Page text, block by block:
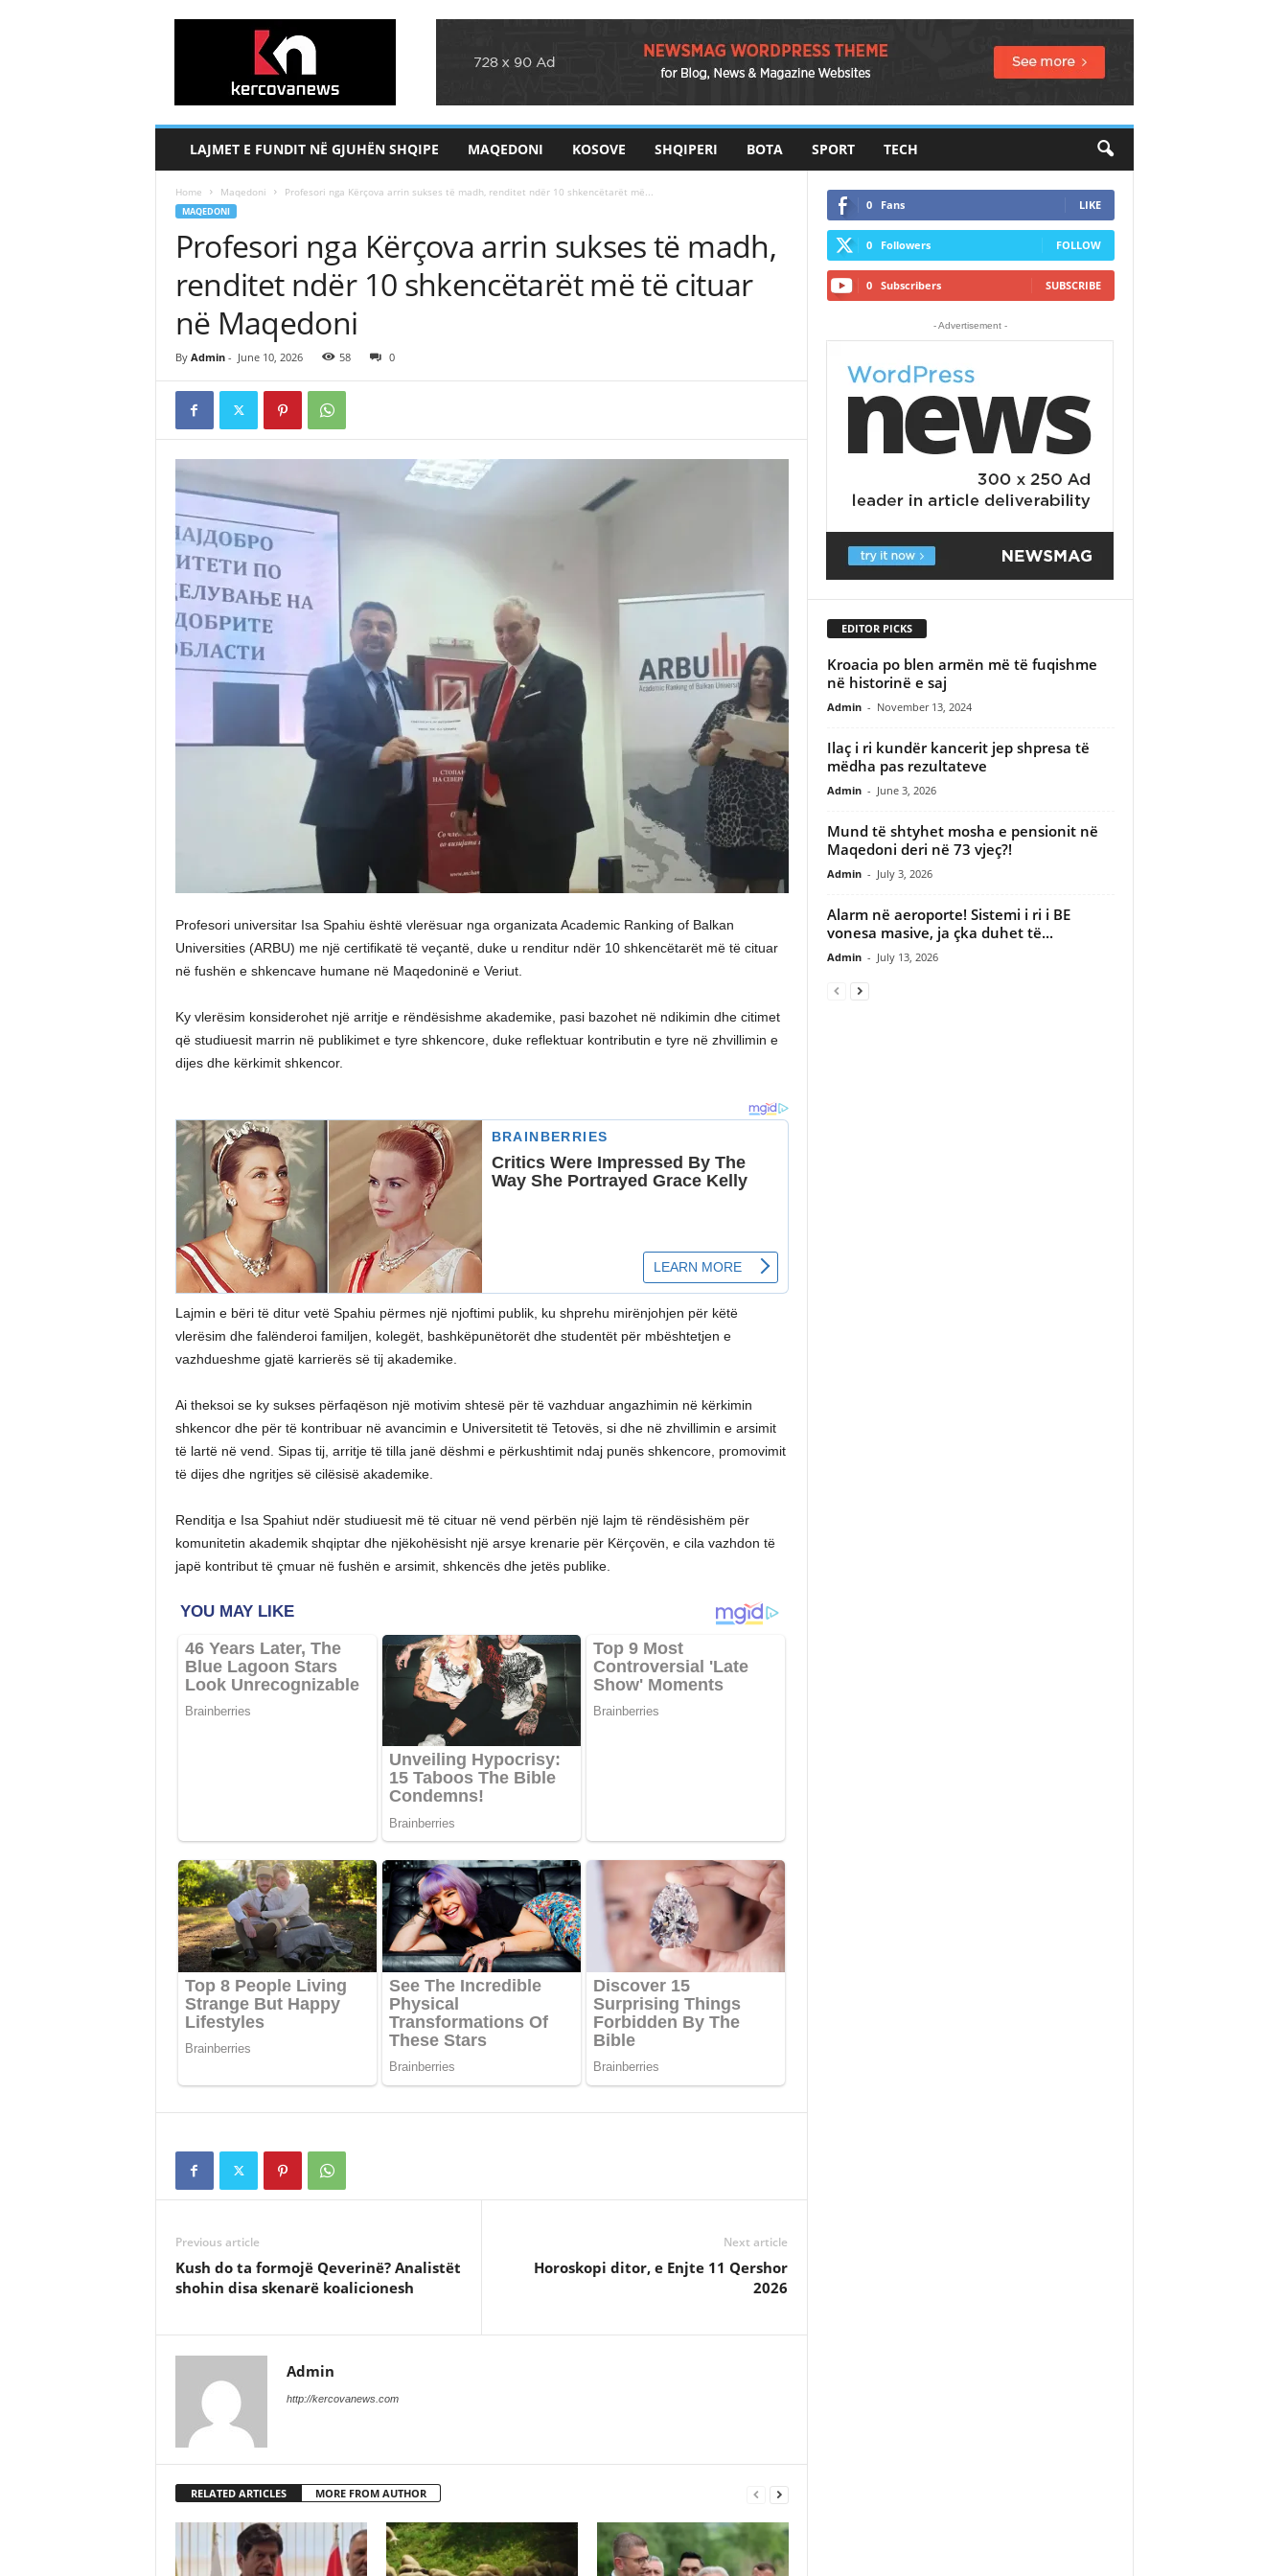
LAJMET E FUNDIT NË GJUHËN SHQIPE MAQEDONI KOSOVE SHQIPERI BOTA SPORT TECH
Home Maqedoni Profesori nga Kërçova arrin sukses të madh, renditet ndër 10 shkencëtarët më...
MAQEDONI
Profesori nga Kërçova arrin sukses të madh,
renditet ndër 10 shkencëtarët më të cituar
në Maqedoni
By Admin- June 10, 2026 58 0
Profesori universitar Isa Spahiu është vlerësuar nga organizata Academic Ranking of Balkan
Universities (ARBU) me një certifikatë të veçantë, duke u renditur ndër 10 shkencëtarët më të cituar
në fushën e shkencave humane në Maqedoninë e Veriut.
Ky vlerësim konsiderohet një arritje e rëndësishme akademike, pasi bazohet në ndikimin dhe citimet
që studiuesit marrin në publikimet e tyre shkencore, duke reflektuar kontributin e tyre në zhvillimin e
dijes dhe kërkimit shkencor.
Lajmin e bëri të ditur vetë Spahiu përmes një njoftimi publik, ku shprehu mirënjohjen për këtë
vlerësim dhe falënderoi familjen, kolegët, bashkëpunëtorët dhe studentët për mbështetjen e
vazhdueshme gjatë karrierës së tij akademike.
Ai theksoi se ky sukses përfaqëson një motivim shtesë për të vazhduar angazhimin në kërkimin
shkencor dhe për të kontribuar në avancimin e Universitetit të Tetovës, si dhe në zhvillimin e arsimit
të lartë në vend. Sipas tij, arritje të tilla janë dëshmi e përkushtimit ndaj punës shkencore, promovimit
të dijes dhe ngritjes së cilësisë akademike.
Renditja e Isa Spahiut ndër studiuesit më të cituar në vend përbën një lajm të rëndësishëm për
komunitetin akademik shqiptar dhe njëkohësisht një arsye krenarie për Kërçovën, e cila vazhdon të
japë kontribut të çmuar në fushën e arsimit, shkencës dhe jetës publike.
Previous article
Kush do ta formojë Qeverinë? Analistët
shohin disa skenarë koalicionesh
Next article
Horoskopi ditor, e Enjte 11 Qershor
2026
Admin
http://kercovanews.com
RELATED ARTICLES MORE FROM AUTHOR
0 Fans LIKE
0 Followers FOLLOW
0 Subscribers SUBSCRIBE
- Advertisement -
EDITOR PICKS
Kroacia po blen armën më të fuqishme
në historinë e saj
Admin - November 13, 2024
Ilaç i ri kundër kancerit jep shpresa të
mëdha pas rezultateve
Admin - June 3, 2026
Mund të shtyhet mosha e pensionit në
Maqedoni deri në 73 vjeç?!
Admin - July 3, 2026
Alarm në aeroporte! Sistemi i ri i BE
vonesa masive, ja çka duhet të...
Admin - July 13, 2026